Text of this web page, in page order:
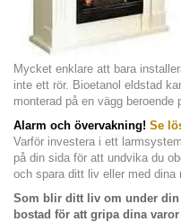
Mycket enklare att bara
inte ett rör. Bioetanol eldstad
monterad på en vägg beroende
Alarm och övervakning! Se
Varför investera i ett larmsystem
på din sida för att undvika du
och spara ditt liv eller med dina
Som blir ditt liv om under
bostad för att gripa dina